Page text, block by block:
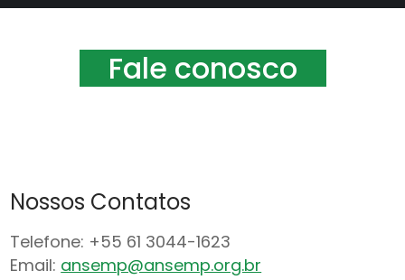
Fale conosco
Nossos Contatos
Telefone: +55 61 3044-1623
Email: ansemp@ansemp.org.br